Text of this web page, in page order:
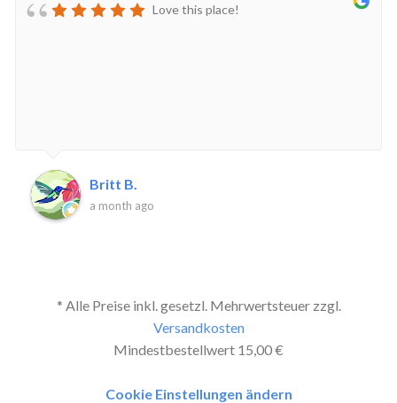
Love this place!
Britt B.
a month ago
* Alle Preise inkl. gesetzl. Mehrwertsteuer zzgl.
Versandkosten
Mindestbestellwert 15,00 €
Cookie Einstellungen ändern